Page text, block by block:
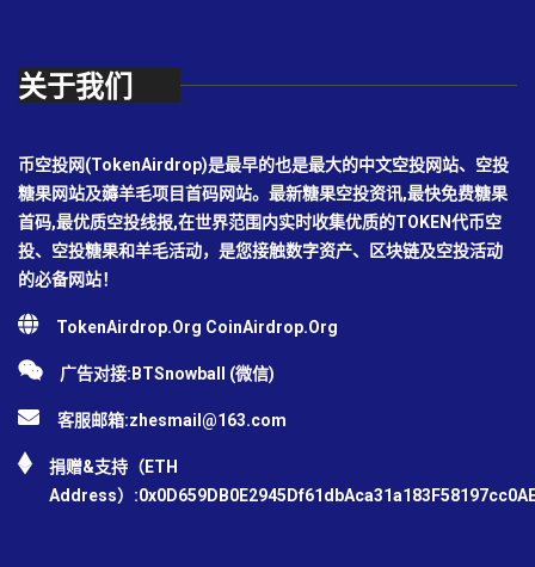
关于我们
币空投网(TokenAirdrop)是最早的也是最大的中文空投网站、空投
糖果网站及薅羊毛项目首码网站。最新糖果空投资讯,最快免费糖果
首码,最优质空投线报,在世界范围内实时收集优质的TOKEN代币空
投、空投糖果和羊毛活动，是您接触数字资产、区块链及空投活动
的必备网站！
TokenAirdrop.Org CoinAirdrop.Org
广告对接:BTSnowball (微信)
客服邮箱:zhesmail@163.com
捐赠&支持（ETH
Address）